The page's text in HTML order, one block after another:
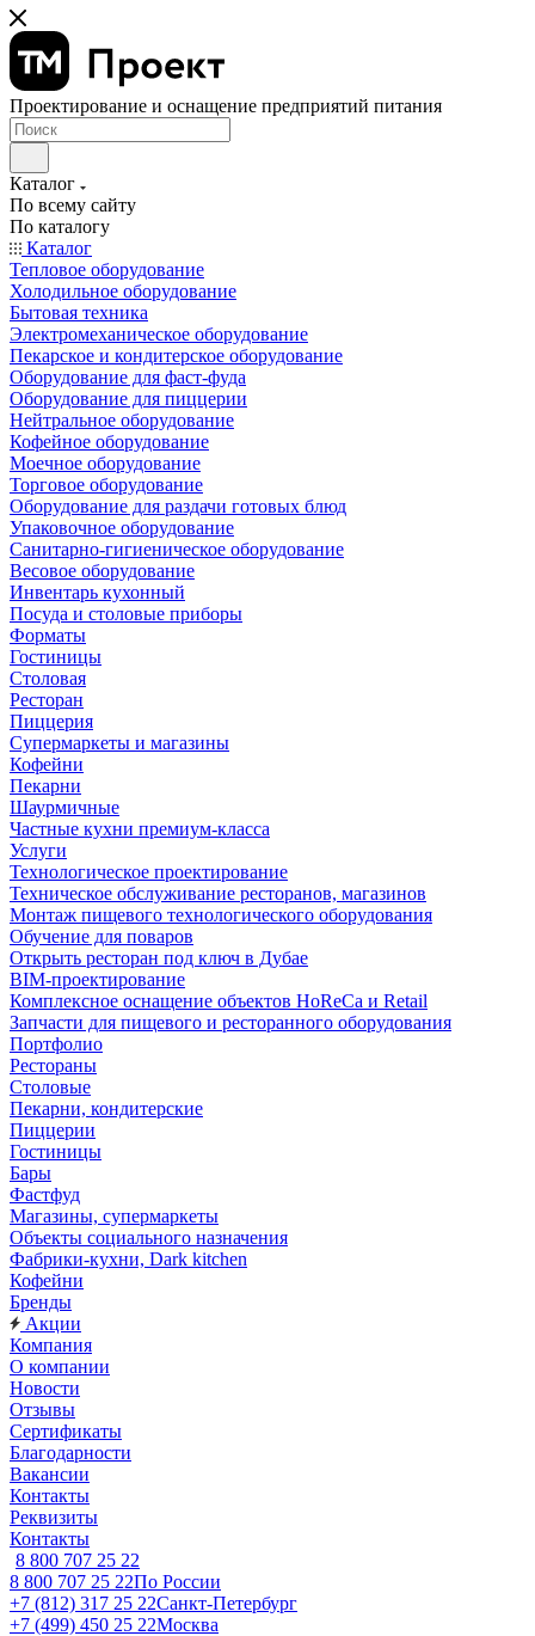
Проектирование и оснащение предприятий питания
Каталог
По всему сайту
По каталогу
Каталог
Тепловое оборудование
Холодильное оборудование
Бытовая техника
Электромеханическое оборудование
Пекарское и кондитерское оборудование
Оборудование для фаст-фуда
Оборудование для пиццерии
Нейтральное оборудование
Кофейное оборудование
Моечное оборудование
Торговое оборудование
Оборудование для раздачи готовых блюд
Упаковочное оборудование
Санитарно-гигиеническое оборудование
Весовое оборудование
Инвентарь кухонный
Посуда и столовые приборы
Форматы
Гостиницы
Столовая
Ресторан
Пиццерия
Супермаркеты и магазины
Кофейни
Пекарни
Шаурмичные
Частные кухни премиум-класса
Услуги
Технологическое проектирование
Техническое обслуживание ресторанов, магазинов
Монтаж пищевого технологического оборудования
Обучение для поваров
Открыть ресторан под ключ в Дубае
BIM-проектирование
Комплексное оснащение объектов HoReCa и Retail
Запчасти для пищевого и ресторанного оборудования
Портфолио
Рестораны
Столовые
Пекарни, кондитерские
Пиццерии
Гостиницы
Бары
Фастфуд
Магазины, супермаркеты
Объекты социального назначения
Фабрики-кухни, Dark kitchen
Кофейни
Бренды
Акции
Компания
О компании
Новости
Отзывы
Сертификаты
Благодарности
Вакансии
Контакты
Реквизиты
Контакты
8 800 707 25 22
8 800 707 25 22По России
+7 (812) 317 25 22Санкт-Петербург
+7 (499) 450 25 22Москва